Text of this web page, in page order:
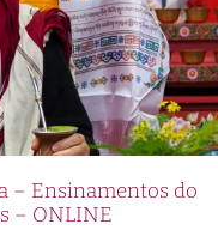
– Ensinamentos do
– ONLINE